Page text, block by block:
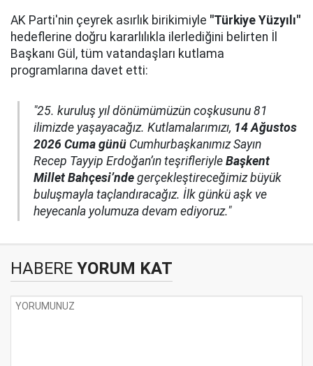
AK Parti'nin çeyrek asırlık birikimiyle "Türkiye Yüzyılı"
hedeflerine doğru kararlılıkla ilerlediğini belirten İl
Başkanı Gül, tüm vatandaşları kutlama
programlarına davet etti:
"25. kuruluş yıl dönümümüzün coşkusunu 81
ilimizde yaşayacağız. Kutlamalarımızı, 14 Ağustos
2026 Cuma günü Cumhurbaşkanımız Sayın
Recep Tayyip Erdoğan’ın teşrifleriyle Başkent
Millet Bahçesi’nde gerçekleştireceğimiz büyük
buluşmayla taçlandıracağız. İlk günkü aşk ve
heyecanla yolumuza devam ediyoruz."
HABERE YORUM KAT